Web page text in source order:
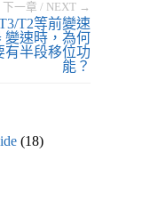
下一章 / NEXT →
T2等前變速
變速時，為何
有半段移位功
能？
(18)